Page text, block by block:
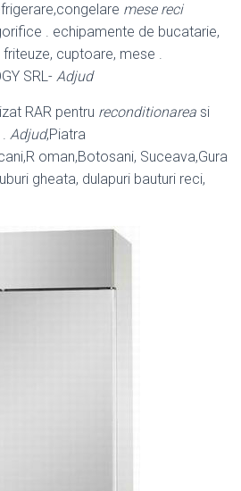
mese reci
. echipamente de bucatarie,
cuptoare, mese .
SRL- Adjud
RAR pentru reconditionarea si
Adjud,Piatra
oman,Botosani, Suceava,Gura
gheata, dulapuri bauturi reci,